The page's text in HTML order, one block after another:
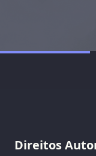
Direitos